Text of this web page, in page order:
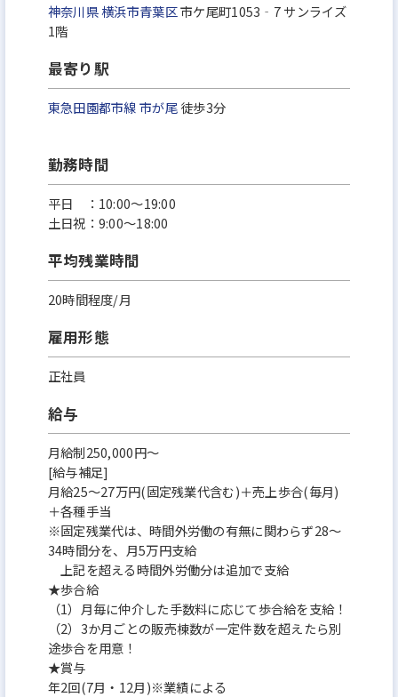
神奈川県横浜市青葉区市ケ尾町1053‐7 サンライズ
1階
最寄り駅
東急田園都市線市が尾徒歩3分
勤務時間
平日 ：10:00～19:00
土日祝：9:00～18:00
平均残業時間
20時間程度/月
雇用形態
正社員
給与
月給制250,000円～
[給与補足]
月給25～27万円(固定残業代含む)＋売上歩合(毎月)
＋各種手当
※固定残業代は、時間外労働の有無に関わらず28～
34時間分を、月5万円支給
上記を超える時間外労働分は追加で支給
★歩合給
（1）月毎に仲介した手数料に応じて歩合給を支給！
（2）3か月ごとの販売棟数が一定件数を超えたら別
途歩合を用意！
★賞与
年2回(7月・12月)※業績による